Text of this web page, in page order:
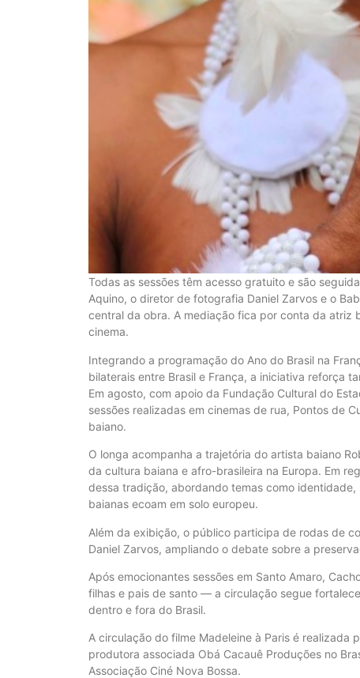
Todas as sessões têm acesso gratuito e são
Aquino, o diretor de fotografia Daniel Zarvos e o
central da obra. A mediação fica por conta da atriz
cinema.
Integrando a programação do Ano do Brasil na
bilaterais entre Brasil e França, a iniciativa reforça
Em agosto, com apoio da Fundação Cultural do
sessões realizadas em cinemas de rua, Pontos de
baiano.
O longa acompanha a trajetória do artista baiano
da cultura baiana e afro-brasileira na Europa. Em
dessa tradição, abordando temas como
baianas ecoam em solo europeu.
Além da exibição, o público participa de rodas de
Daniel Zarvos, ampliando o debate sobre a
Após emocionantes sessões em Santo Amaro,
filhas e pais de santo — a circulação segue
dentro e fora do Brasil.
A circulação do filme Madeleine à Paris é realizada
produtora associada Obá Cacauê Produções no
Associação Ciné Nova Bossa.